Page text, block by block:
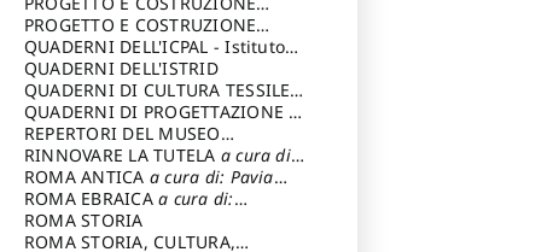
DELL’ARCHITETTURA
PROGETTO E COSTRUZIONE
SOSTENIBILE
QUADERNI DELL'ICPAL - Istituto
centrale per il restauro e la
conservazione del patrimonio
archivistico e librario
QUADERNI DELL'ISTRID
QUADERNI DI CULTURA TESSILEa
cura di: Crispolti Livia
QUADERNI DI PROGETTAZIONE a
cura di: Giura Longo Tommaso
REPERTORI DEL MUSEO
CENTRALE DEL RISORGIMENTOa
cura di: Pizzo Marco
RINNOVARE LA TUTELA a cura di:
Cicalò Enrico
ROMA ANTICA a cura di: Pavia
Carlo
ROMA EBRAICAa cura di:
Procaccia Claudio
ROMA STORIA
ROMA STORIA, CULTURA,